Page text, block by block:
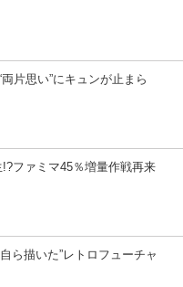
片思い”にキュンが止まら
ファミマ45％増量作戦再来
ら描いた”レトロフューチャ